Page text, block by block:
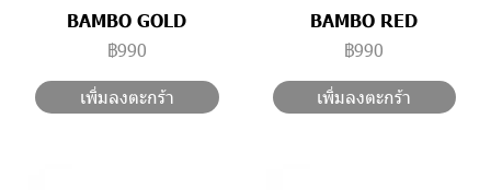
BAMBO GOLD
฿990
เพิ่มลงตะกร้า
BAMBO RED
฿990
เพิ่มลงตะกร้า